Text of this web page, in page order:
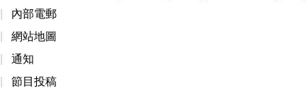
內部電郵
網站地圖
通知
節目投稿